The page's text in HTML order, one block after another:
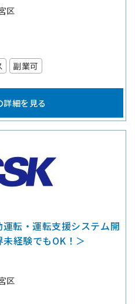
区
副業可
詳細を見る
運転・運転支援システム開
経験でもOK！＞
区